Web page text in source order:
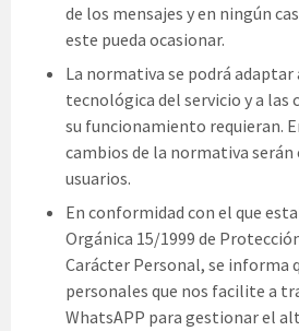
de los mensajes y en ningún
este pueda ocasionar.
La normativa se podrá adaptar
tecnológica del servicio y a las
su funcionamiento requieran.
cambios de la normativa serán
usuarios.
En conformidad con el que
Orgánica 15/1999 de
Carácter Personal, se informa
personales que nos facilite a
WhatsAPP para gestionar el